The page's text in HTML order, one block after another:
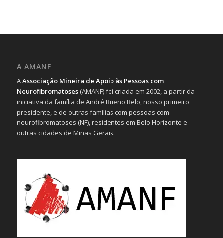
A AMANF
AAssociação Mineira de Apoio às Pessoas com
Neurofibromatoses(AMANF) foi criada em 2002, a partir da
iniciativa da família de André Bueno Belo, nosso primeiro
presidente, e de outras famílias com pessoas com
neurofibromatoses (NF), residentes em Belo Horizonte e
outras cidades de Minas Gerais.